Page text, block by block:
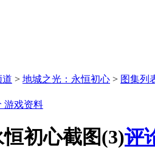
道 > 地城之光：永恒初心 > 图集列
游戏资料
初心截图(3)评